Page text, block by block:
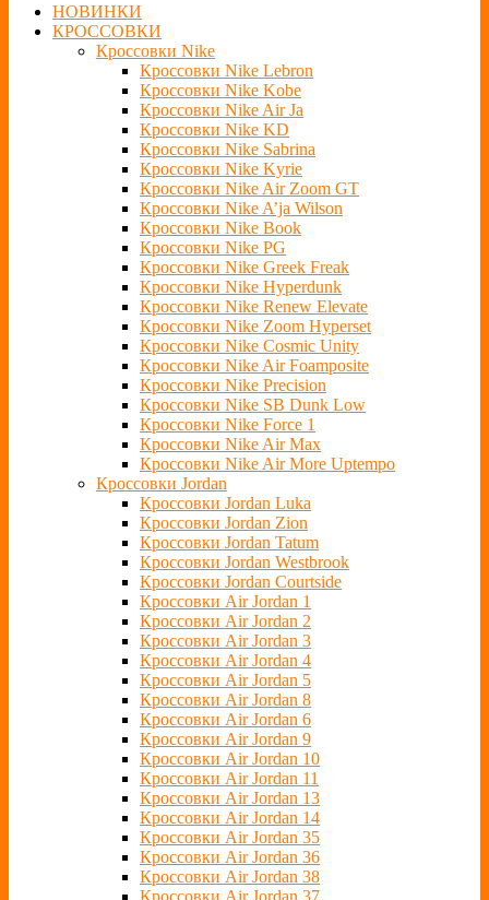
НОВИНКИ
КРОССОВКИ
Кроссовки Nike
Кроссовки Nike Lebron
Кроссовки Nike Kobe
Кроссовки Nike Air Ja
Кроссовки Nike KD
Кроссовки Nike Sabrina
Кроссовки Nike Kyrie
Кроссовки Nike Air Zoom GT
Кроссовки Nike A’ja Wilson
Кроссовки Nike Book
Кроссовки Nike PG
Кроссовки Nike Greek Freak
Кроссовки Nike Hyperdunk
Кроссовки Nike Renew Elevate
Кроссовки Nike Zoom Hyperset
Кроссовки Nike Cosmic Unity
Кроссовки Nike Air Foamposite
Кроссовки Nike Precision
Кроссовки Nike SB Dunk Low
Кроссовки Nike Force 1
Кроссовки Nike Air Max
Кроссовки Nike Air More Uptempo
Кроссовки Jordan
Кроссовки Jordan Luka
Кроссовки Jordan Zion
Кроссовки Jordan Tatum
Кроссовки Jordan Westbrook
Кроссовки Jordan Courtside
Кроссовки Air Jordan 1
Кроссовки Air Jordan 2
Кроссовки Air Jordan 3
Кроссовки Air Jordan 4
Кроссовки Air Jordan 5
Кроссовки Air Jordan 8
Кроссовки Air Jordan 6
Кроссовки Air Jordan 9
Кроссовки Air Jordan 10
Кроссовки Air Jordan 11
Кроссовки Air Jordan 13
Кроссовки Air Jordan 14
Кроссовки Air Jordan 35
Кроссовки Air Jordan 36
Кроссовки Air Jordan 38
Кроссовки Air Jordan 37